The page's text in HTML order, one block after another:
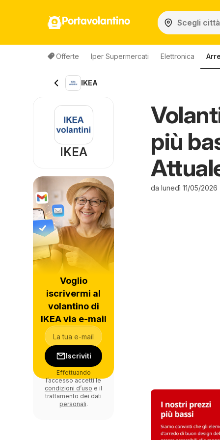
Portavolantino
Offerte Iper Supermercati Elettronica
IKEA
più
da lunedì 11/05/2026
IKEA
Voglio
iscrivermi al
volantino di
IKEA via e-mail
Iscriviti
Effettuando
l’accesso accetti le
condizioni d’uso e il
trattamento dei dati
personali.